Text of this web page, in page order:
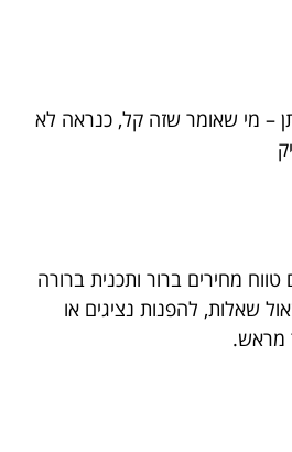
– מי שאומר שזה קל, כנראה לא
טווח מחירים ברור ותכנית ברורה
שאלות, להפנות נציגים או
מראש.